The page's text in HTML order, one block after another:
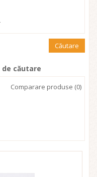
căutare
Comparare produse (0)